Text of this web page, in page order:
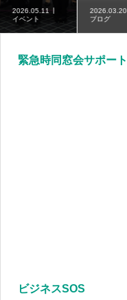
2026.05.11
イベント
2026.03.20
ブログ
緊急時同窓会サポート
ビジネスSOS